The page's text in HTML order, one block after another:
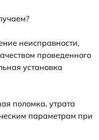
неисправности,
проведенного
установка
поломка, утрата
параметрам при